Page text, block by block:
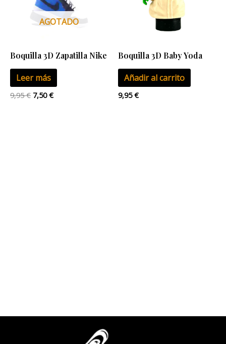
AGOTADO
Boquilla 3D Zapatilla Nike
Leer más
9,95€ 7,50€
Boquilla 3D Baby Yoda
Añadir al carrito
9,95€